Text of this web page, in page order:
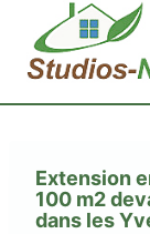
contenu
Extension
100 m2
dans les